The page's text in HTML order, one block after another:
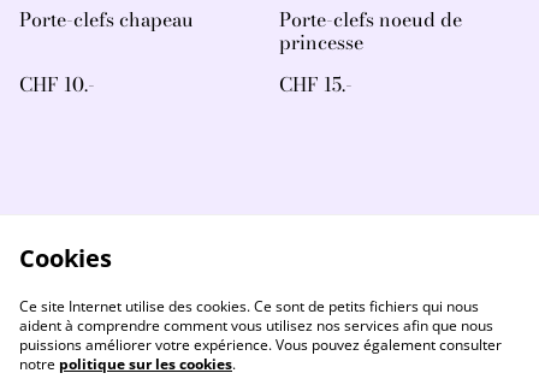
Porte-clefs chapeau
CHF 10.-
Porte-clefs noeud de
princesse
CHF 15.-
Cookies
Ce site Internet utilise des cookies. Ce sont de petits fichiers qui nous
aident à comprendre comment vous utilisez nos services afin que nous
puissions améliorer votre expérience. Vous pouvez également consulter
notre politique sur les cookies.